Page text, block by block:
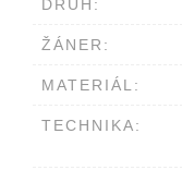
DRUH:
ŽÁNER:
MATERIÁL:
TECHNIKA: